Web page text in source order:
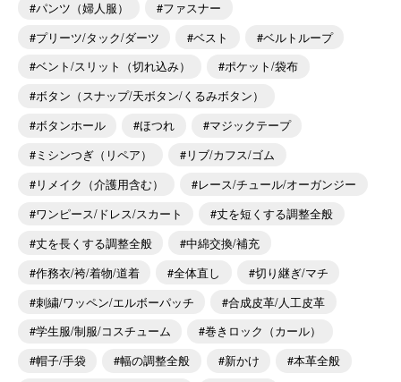
パンツ（婦人服）
ファスナー
プリーツ/タック/ダーツ
ベスト
ベルトループ
ベント/スリット（切れ込み）
ポケット/袋布
ボタン（スナップ/天ボタン/くるみボタン）
ボタンホール
ほつれ
マジックテープ
ミシンつぎ（リペア）
リブ/カフス/ゴム
リメイク（介護用含む）
レース/チュール/オーガンジー
ワンピース/ドレス/スカート
丈を短くする調整全般
丈を長くする調整全般
中綿交換/補充
作務衣/袴/着物/道着
全体直し
切り継ぎ/マチ
刺繍/ワッペン/エルボーパッチ
合成皮革/人工皮革
学生服/制服/コスチューム
巻きロック（カール）
帽子/手袋
幅の調整全般 新かけ
本革全般